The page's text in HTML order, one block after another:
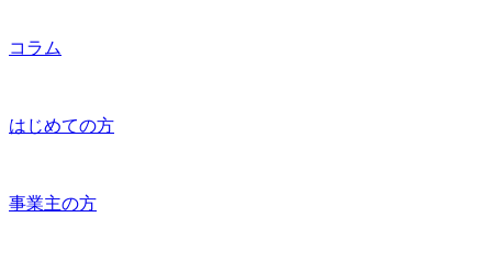
コラム
はじめての方
事業主の方